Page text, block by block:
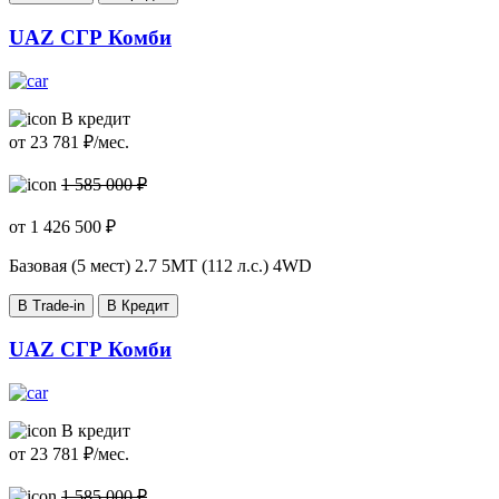
UAZ СГР Комби
В кредит
от 23 781 ₽/мес.
1 585 000 ₽
от 1 426 500 ₽
Базовая (5 мест) 2.7 5MT (112 л.с.) 4WD
В Trade-in В Кредит
UAZ СГР Комби
В кредит
от 23 781 ₽/мес.